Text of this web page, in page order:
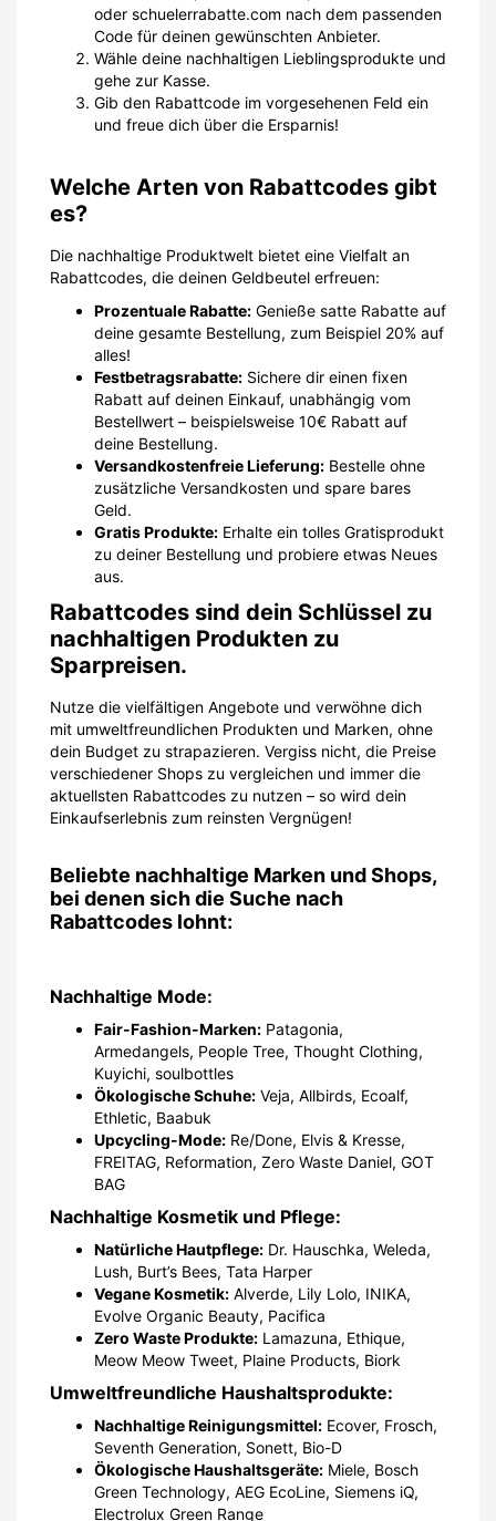
oder schuelerrabatte.com nach dem passenden
Code für deinen gewünschten Anbieter.
Wähle deine nachhaltigen Lieblingsprodukte und
gehe zur Kasse.
Gib den Rabattcode im vorgesehenen Feld ein
und freue dich über die Ersparnis!
Welche Arten von Rabattcodes gibt
es?
Die nachhaltige Produktwelt bietet eine Vielfalt an
Rabattcodes, die deinen Geldbeutel erfreuen:
Prozentuale Rabatte: Genieße satte Rabatte auf
deine gesamte Bestellung, zum Beispiel 20% auf
alles!
Festbetragsrabatte: Sichere dir einen fixen
Rabatt auf deinen Einkauf, unabhängig vom
Bestellwert – beispielsweise 10€ Rabatt auf
deine Bestellung.
Versandkostenfreie Lieferung: Bestelle ohne
zusätzliche Versandkosten und spare bares
Geld.
Gratis Produkte: Erhalte ein tolles Gratisprodukt
zu deiner Bestellung und probiere etwas Neues
aus.
Rabattcodes sind dein Schlüssel zu
nachhaltigen Produkten zu
Sparpreisen.
Nutze die vielfältigen Angebote und verwöhne dich
mit umweltfreundlichen Produkten und Marken, ohne
dein Budget zu strapazieren. Vergiss nicht, die Preise
verschiedener Shops zu vergleichen und immer die
aktuellsten Rabattcodes zu nutzen – so wird dein
Einkaufserlebnis zum reinsten Vergnügen!
Beliebte nachhaltige Marken und Shops,
bei denen sich die Suche nach
Rabattcodes lohnt:
Nachhaltige Mode:
Fair-Fashion-Marken: Patagonia,
Armedangels, People Tree, Thought Clothing,
Kuyichi, soulbottles
Ökologische Schuhe: Veja, Allbirds, Ecoalf,
Ethletic, Baabuk
Upcycling-Mode: Re/Done, Elvis & Kresse,
FREITAG, Reformation, Zero Waste Daniel, GOT
BAG
Nachhaltige Kosmetik und Pflege:
Natürliche Hautpflege: Dr. Hauschka, Weleda,
Lush, Burt’s Bees, Tata Harper
Vegane Kosmetik: Alverde, Lily Lolo, INIKA,
Evolve Organic Beauty, Pacifica
Zero Waste Produkte: Lamazuna, Ethique,
Meow Meow Tweet, Plaine Products, Biork
Umweltfreundliche Haushaltsprodukte:
Nachhaltige Reinigungsmittel: Ecover, Frosch,
Seventh Generation, Sonett, Bio-D
Ökologische Haushaltsgeräte: Miele, Bosch
Green Technology, AEG EcoLine, Siemens iQ,
Electrolux Green Range